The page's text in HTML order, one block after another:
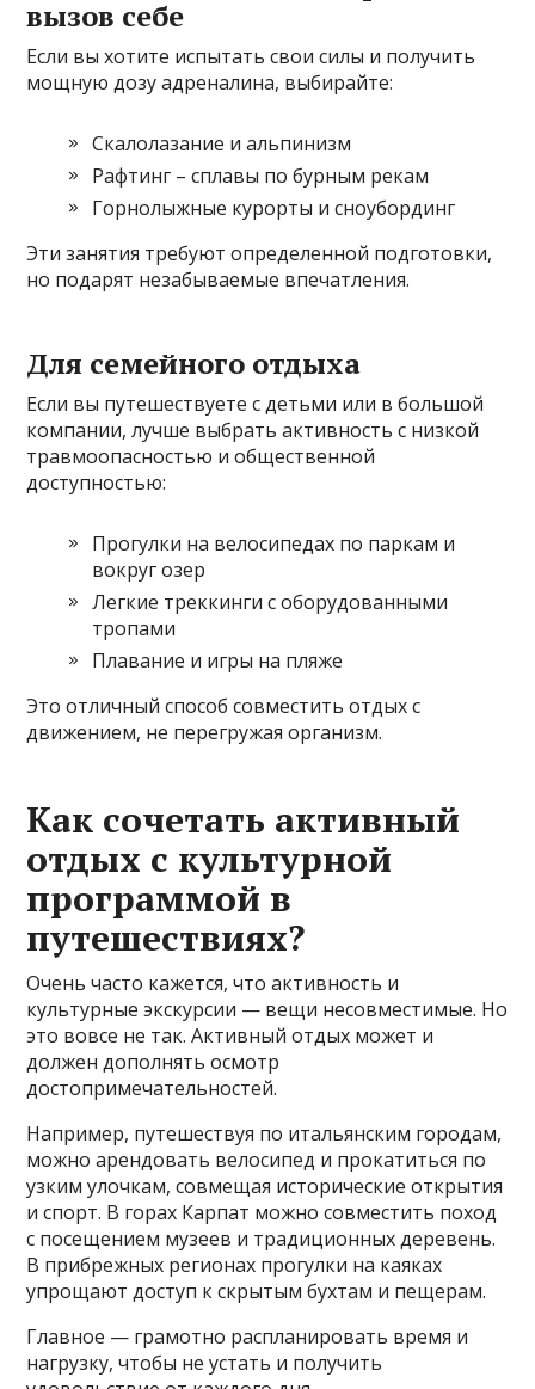
вызов себе
Если вы хотите испытать свои силы и получить
мощную дозу адреналина, выбирайте:
Скалолазание и альпинизм
Рафтинг – сплавы по бурным рекам
Горнолыжные курорты и сноубординг
Эти занятия требуют определенной подготовки,
но подарят незабываемые впечатления.
Для семейного отдыха
Если вы путешествуете с детьми или в большой
компании, лучше выбрать активность с низкой
травмоопасностью и общественной
доступностью:
Прогулки на велосипедах по паркам и
вокруг озер
Легкие треккинги с оборудованными
тропами
Плавание и игры на пляже
Это отличный способ совместить отдых с
движением, не перегружая организм.
Как сочетать активный
отдых с культурной
программой в
путешествиях?
Очень часто кажется, что активность и
культурные экскурсии — вещи несовместимые. Но
это вовсе не так. Активный отдых может и
должен дополнять осмотр
достопримечательностей.
Например, путешествуя по итальянским городам,
можно арендовать велосипед и прокатиться по
узким улочкам, совмещая исторические открытия
и спорт. В горах Карпат можно совместить поход
с посещением музеев и традиционных деревень.
В прибрежных регионах прогулки на каяках
упрощают доступ к скрытым бухтам и пещерам.
Главное — грамотно распланировать время и
нагрузку, чтобы не устать и получить